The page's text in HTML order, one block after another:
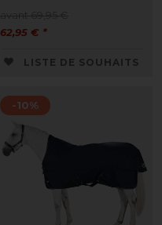
62,95 € *
LISTE DE SOUHAITS
-10%